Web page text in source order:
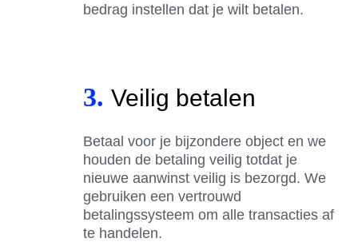
bedrag instellen dat je wilt betalen.
3. Veilig betalen
Betaal voor je bijzondere object en we
houden de betaling veilig totdat je
nieuwe aanwinst veilig is bezorgd. We
gebruiken een vertrouwd
betalingssysteem om alle transacties af
te handelen.